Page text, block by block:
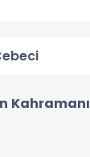
Kahramanı